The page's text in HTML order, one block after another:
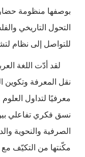
بوصفها منظومة
التحول التاريخي
للتواصل إلى نظام
لقد أدّت اللغة
نقل المعرفة
معرفيًا لتداول
نسق فكري تفاعلي
الصرفية والنحوية
مكّنتها من التكيّف مع